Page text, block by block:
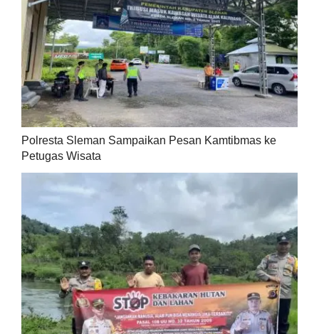
Polresta Sleman Sampaikan Pesan Kamtibmas ke
Petugas Wisata